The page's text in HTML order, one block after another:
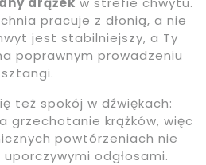
pracuje z dłonią, a nie
jest stabilniejszy, a Ty
poprawnym prowadzeniu
sztangi.
też spokój w dźwiękach:
grzechotanie krążków, więc
powtórzeniach nie
odgłosami.